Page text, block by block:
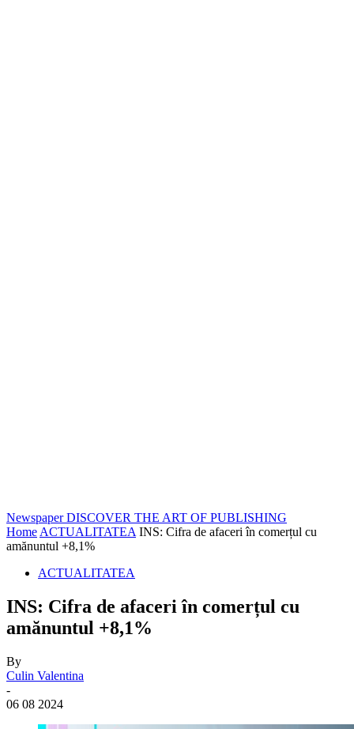
Newspaper DISCOVER THE ART OF PUBLISHING
Home ACTUALITATEA INS: Cifra de afaceri în comerțul cu
amănuntul +8,1%
ACTUALITATEA
INS: Cifra de afaceri în comerțul cu
amănuntul +8,1%
By
Culin Valentina
-
06 08 2024